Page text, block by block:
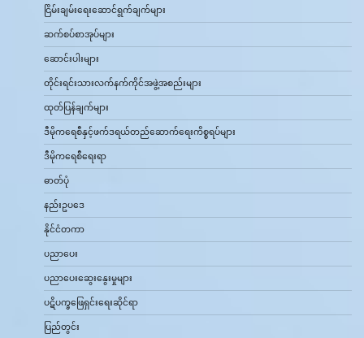
ငြိမ်းချမ်းရေးဆောင်ရွက်ချက်များ
ဆက်စပ်စာအုပ်များ
ဆောင်းပါးများ
တိုင်းရင်းသားလက်နက်ကိုင်အဖွဲ့အစည်းများ
ထုတ်ပြန်ချက်များ
ဒီမိုကရေစီနှင့်ဖက်ဒရယ်တည်ဆောက်‌ရေးကိစ္စရပ်များ
ဒီမိုကရေစီရေးရာ
ဓာတ်ပုံ
နည်းဥပဒေ
နိုင်ငံတကာ
ပညာပေး
ပညာပေးဆွေးနွေးမှုများ
ပဋိပက္ခဖြေရှင်းရေးဆိုင်ရာ
ပြည်တွင်း